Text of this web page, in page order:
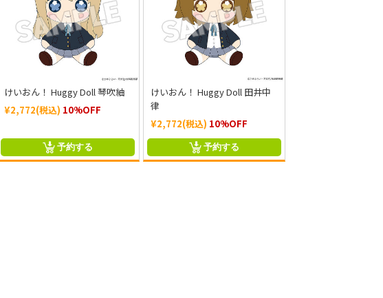
けいおん！ Huggy Doll 琴吹紬
¥2,772(税込) 10%OFF
予約する
けいおん！ Huggy Doll 田井中
律
¥2,772(税込) 10%OFF
予約する